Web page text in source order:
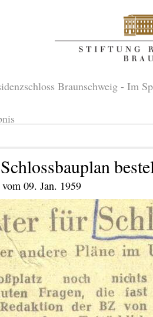
Braunschweig - Im
09. Jan. 1959